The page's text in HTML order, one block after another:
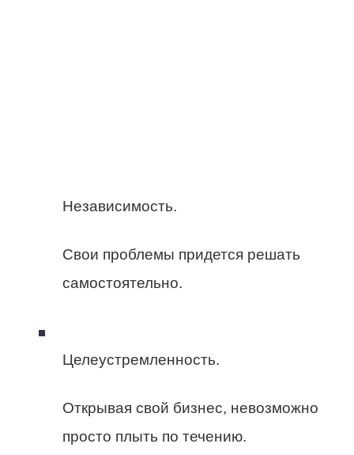
Независимость.
Свои проблемы придется решать
самостоятельно.
Целеустремленность.
Открывая свой бизнес, невозможно
просто плыть по течению.